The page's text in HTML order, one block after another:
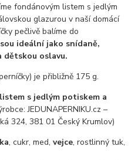
fondánovým listem s jedlým
glazurou v naší domácí
pečlivě balíme do
ideální jako snídaně,
dětskou oslavu.
je přibližně 175 g.
s jedlým potiskem a
JEDUNAPERNIKU.cz –
324, 381 01 Český Krumlov)
, cukr, med,vejce, rostlinný tuk,